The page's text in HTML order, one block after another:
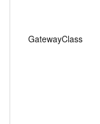
GatewayClass